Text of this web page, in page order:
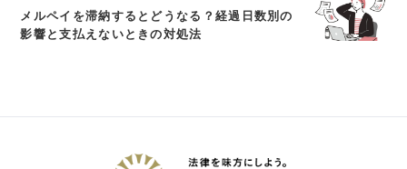
メルペイを滞納するとどうなる？経過日数別の
影響と支払えないときの対処法